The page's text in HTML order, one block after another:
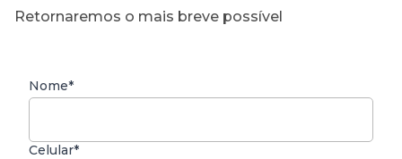
Retornaremos o mais breve possível
Nome*
Celular*